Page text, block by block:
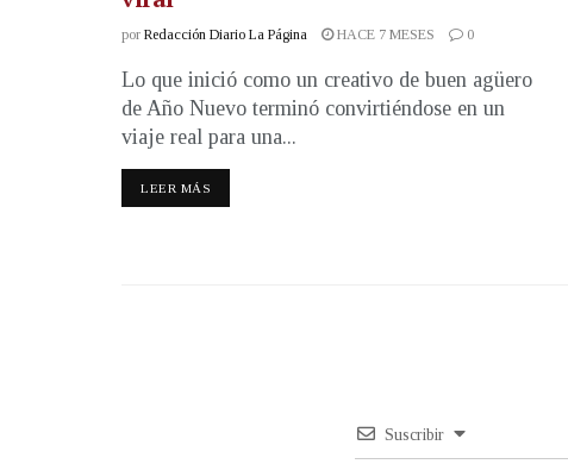
por Redacción Diario La Página HACE 7 MESES 0
Lo que inició como un creativo de buen agüero
de Año Nuevo terminó convirtiéndose en un
viaje real para una...
LEER MÁS
Suscribir